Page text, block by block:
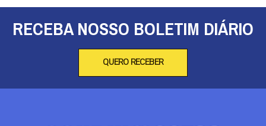
RECEBA NOSSO BOLETIM DIÁRIO
QUERO RECEBER